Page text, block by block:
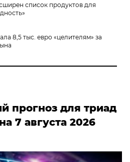
список продуктов для
8,5 тыс. евро «целителям» за
прогноз для триад
7 августа 2026